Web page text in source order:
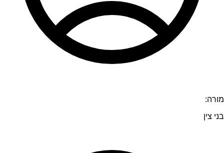
מורה:
בני צין